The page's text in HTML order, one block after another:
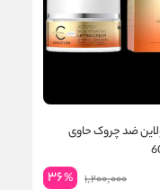
ضد چروک حاوی
1,200,000
36%